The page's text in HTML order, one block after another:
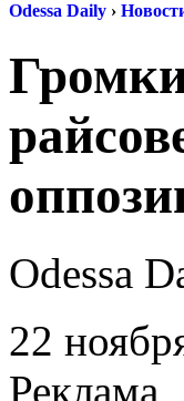
Odessa Daily ›
Odessa
22
Реклама